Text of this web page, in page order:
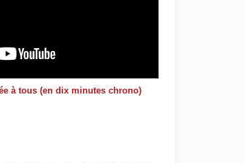
à tous (en dix minutes chrono)